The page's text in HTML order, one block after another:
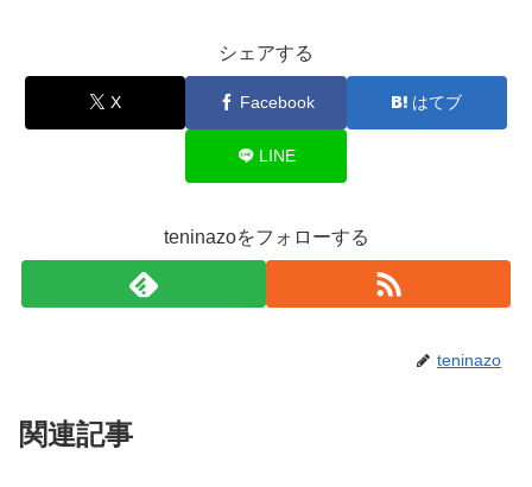
シェアする
X Facebook はてブ
LINE
teninazoをフォローする
teninazo
関連記事